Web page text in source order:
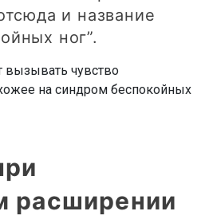
и название
ног”.
вызывать чувство
на синдром беспокойных
расширении